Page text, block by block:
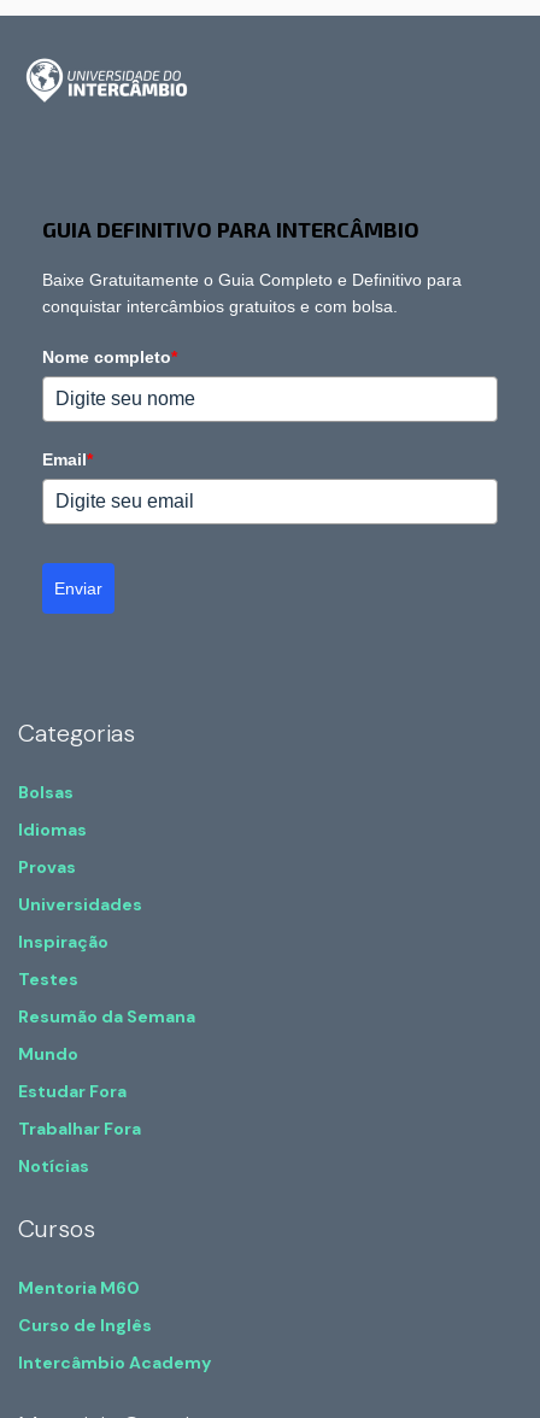
GUIA DEFINITIVO PARA INTERCÂMBIO
Baixe Gratuitamente o Guia Completo e Definitivo para
conquistar intercâmbios gratuitos e com bolsa.
Nome completo*
Email*
Enviar
Categorias
Bolsas
Idiomas
Provas
Universidades
Inspiração
Testes
Resumão da Semana
Mundo
Estudar Fora
Trabalhar Fora
Notícias
Cursos
Mentoria M60
Curso de Inglês
Intercâmbio Academy